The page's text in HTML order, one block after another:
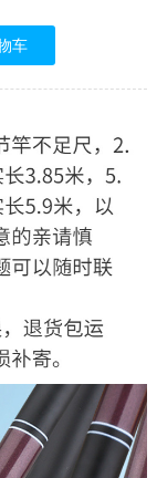
车